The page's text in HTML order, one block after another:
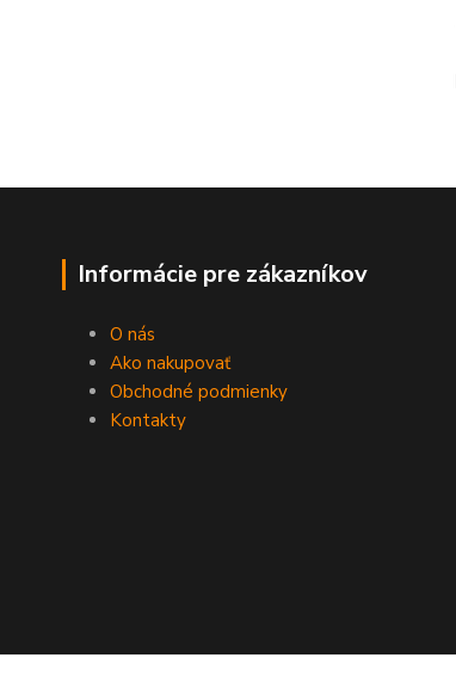
Informácie pre zákazníkov
O nás
Ako nakupovať
Obchodné podmienky
Kontakty